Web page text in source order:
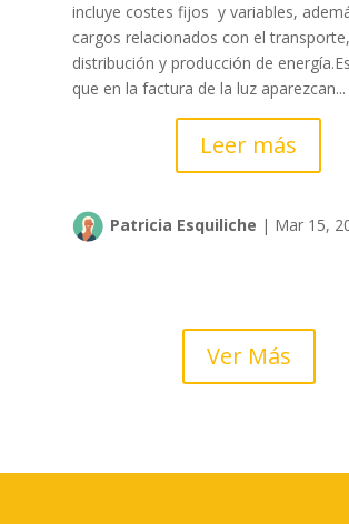
incluye costes fijos y variables,
cargos relacionados con el transporte,
distribución y producción de
que en la factura de la luz aparezcan...
Leer más
Patricia Esquiliche | Mar 15,
Ver Más